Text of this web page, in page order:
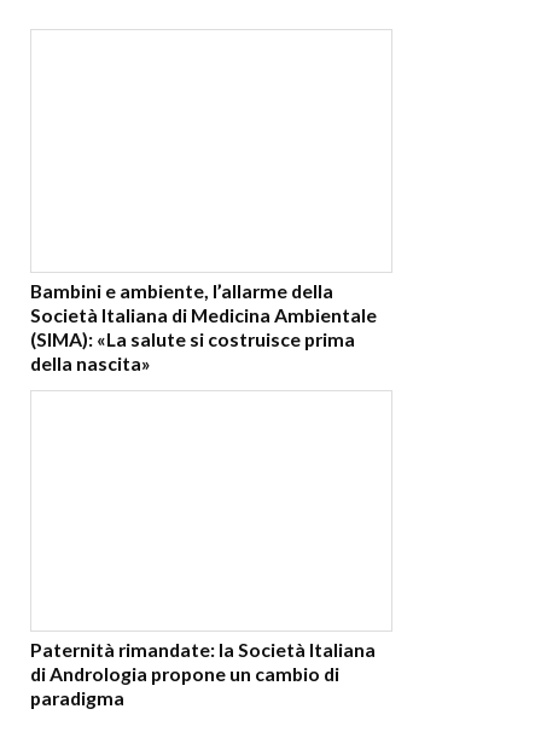
Bambini e ambiente, l’allarme della
Società Italiana di Medicina Ambientale
(SIMA): «La salute si costruisce prima
della nascita»
Paternità rimandate: la Società Italiana
di Andrologia propone un cambio di
paradigma